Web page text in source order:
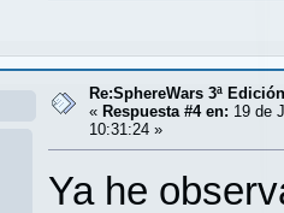
Re:SphereWars 3ª
« Respuesta #4 en: 19 de
10:31:24 »
Ya he